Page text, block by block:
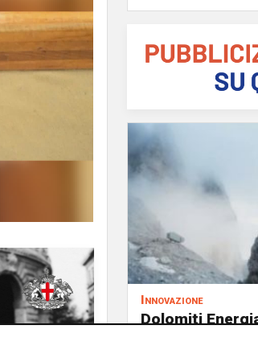
Innovazione
Dolomiti